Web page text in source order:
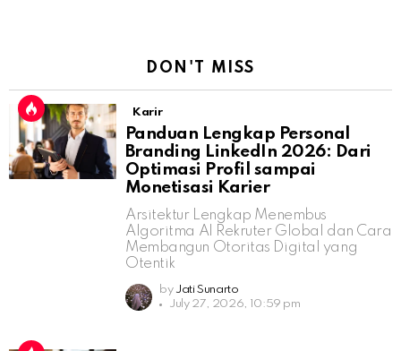
DON'T MISS
Karir
Panduan Lengkap Personal
Branding LinkedIn 2026: Dari
Optimasi Profil sampai
Monetisasi Karier
Arsitektur Lengkap Menembus
Algoritma AI Rekruter Global dan Cara
Membangun Otoritas Digital yang
Otentik
by Jati Sunarto
July 27, 2026, 10:59 pm